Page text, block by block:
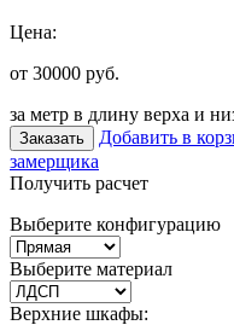
Цена:
от 30000 руб.
за метр в длину верха и
Заказать Добавить в
замерщика
Получить расчет
Выберите конфигурацию
Выберите материал
Верхние шкафы: